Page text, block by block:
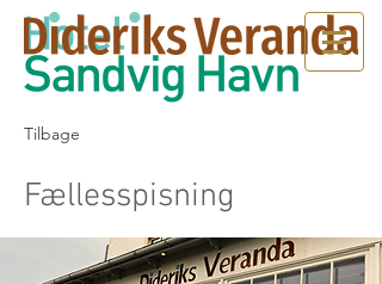
Tilbage
Fællesspisning